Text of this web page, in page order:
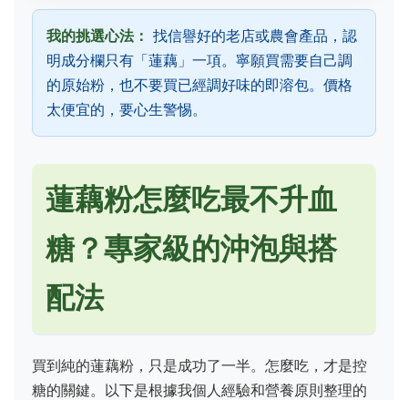
我的挑選心法： 找信譽好的老店或農會產品，認
明成分欄只有「蓮藕」一項。寧願買需要自己調
的原始粉，也不要買已經調好味的即溶包。價格
太便宜的，要心生警惕。
蓮藕粉怎麼吃最不升血
糖？專家級的沖泡與搭
配法
買到純的蓮藕粉，只是成功了一半。怎麼吃，才是控
糖的關鍵。以下是根據我個人經驗和營養原則整理的